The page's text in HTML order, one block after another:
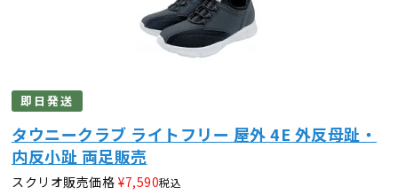
即日発送
タウニークラブ ライトフリー 屋外 4E 外反母趾・
内反小趾 両足販売
スクリオ販売価格 ¥7,590税込